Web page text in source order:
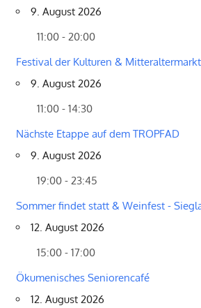
9. August 2026
11:00 - 20:00
Festival der Kulturen & Mitteraltermarkt
9. August 2026
11:00 - 14:30
Nächste Etappe auf dem TROPFAD
9. August 2026
19:00 - 23:45
Sommer findet statt & Weinfest -
12. August 2026
15:00 - 17:00
Ökumenisches Seniorencafé
12. August 2026